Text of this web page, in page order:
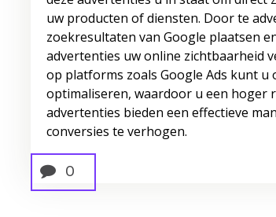
uw producten of diensten. Door te
zoekresultaten van Google plaatsen
advertenties uw online zichtbaarheid
op platforms zoals Google Ads kunt
optimaliseren, waardoor u een hoger
advertenties bieden een effectieve
conversies te verhogen.
0